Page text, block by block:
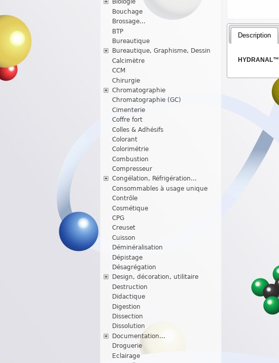
Biologie
Bouchage
Brossage...
BTP
Bureautique
Bureautique, Graphisme, Dessin
Calcimètre
CCM
Chirurgie
Chromatographie
Chromatographie (GC)
Cimenterie
Coffre fort
Colles & Adhésifs
Colorant
Colorimétrie
Combustion
Compresseur
Congélation, Réfrigération...
Consommables à usage unique
Contrôle
Cosmétique
CPG
Creuset
Cuisson
Déminéralisation
Dépistage
Désagrégation
Design, décoration, utilitaire
Destruction
Didactique
Digestion
Dissection
Dissolution
Documentation...
Droguerie
Eclairage
Description
HYDRANAL™